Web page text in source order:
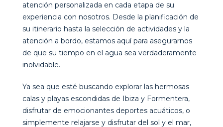
atención personalizada en cada etapa de su
experiencia con nosotros. Desde la planificación de
su itinerario hasta la selección de actividades y la
atención a bordo, estamos aquí para asegurarnos
de que su tiempo en el agua sea verdaderamente
inolvidable.
Ya sea que esté buscando explorar las hermosas
calas y playas escondidas de Ibiza y Formentera,
disfrutar de emocionantes deportes acuáticos, o
simplemente relajarse y disfrutar del sol y el mar,